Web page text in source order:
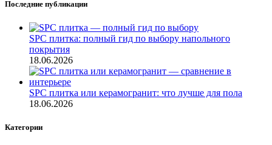
Последние публикации
SPC плитка: полный гид по выбору напольного
покрытия
18.06.2026
SPC плитка или керамогранит: что лучше для пола
18.06.2026
Категории